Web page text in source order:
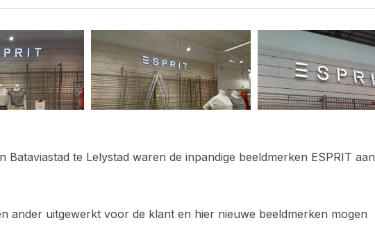
Bataviastad te Lelystad waren de inpandige beeldmerken ESPRIT aan
ander uitgewerkt voor de klant en hier nieuwe beeldmerken mogen